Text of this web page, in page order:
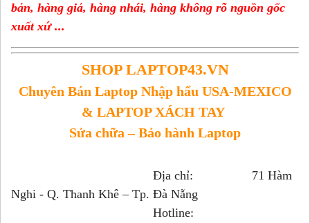
bản, hàng giả, hàng nhái, hàng không rõ nguồn gốc
xuất xứ ...
SHOP LAPTOP43.VN
Chuyên Bán Laptop Nhập hẩu USA-MEXICO
& LAPTOP XÁCH TAY
Sửa chữa – Bảo hành Laptop
Địa chỉ: 71 Hàm
Nghi - Q. Thanh Khê – Tp. Đà Nẵng
Hotline: